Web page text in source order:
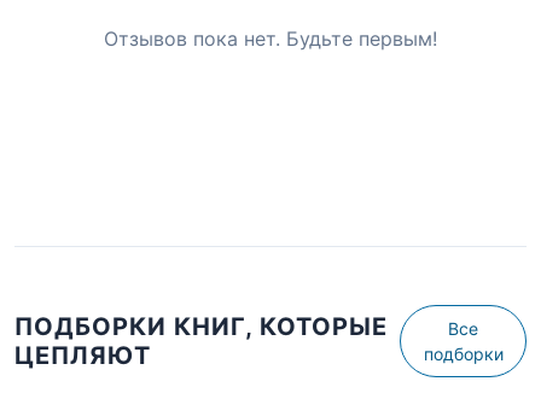
Отзывов пока нет. Будьте первым!
ПОДБОРКИ КНИГ, КОТОРЫЕ
ЦЕПЛЯЮТ
Все
подборки